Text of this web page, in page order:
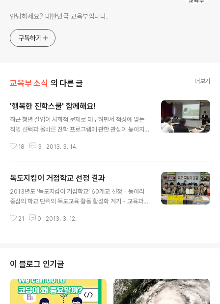
안녕하세요? 대한민국 교육부입니다.
구독하기
교육부 소식 의 다른 글 더보기
'행복한 진학스쿨' 함께해요!
최근 청년 실업이 사회적 문제로 대두하면서 적성에 맞는
직업 선택과 올바른 진학 프로그램에 관한 관심이 높아지
술부에서는 진로교육 강화방침을 발표했고 지침에 따라 전
신의 강점을 파악해 자기 주도적 진로설계에 도움을 주고
자 방학 동안 희망자를 대상으로 진로진학 프로그램 인을
진행한다고 하여 직접 참가해 보기로 했습니다. 은? 중동고
가) 김정희 선생님의 지도로 진행되었는데요. 올해부터 A/
18 3 2013. 3. 14.
독도지킴이 거점학교 선정 결과
2013년도 ‘독도지킴이 거점학교’ 60개교 선정 - 동아리
중심의 학교 단위의 독도교육 활동 활성화 계기 - 교육과학
개별 단위학교 중심의 독도교육 활성화의 초석이 될 2013
중‧고등학교 총 302개교(초등 111교, 중등 191교)가 응모,
엄밀한 심사를 거쳐 총 60개교(초등 30교, 중등 30교)가
선정되었습니다. * 선정학교 명단 : 본 사업은 2008년부
터 추진해 온 사업으로, ○ 개별 학교가 독도 관련 동아리를
중심으로 동해‧독도 표기 홍보, 독도 모형 만들기, 독도..
21 0 2013. 3. 12.
이 블로그 인기글